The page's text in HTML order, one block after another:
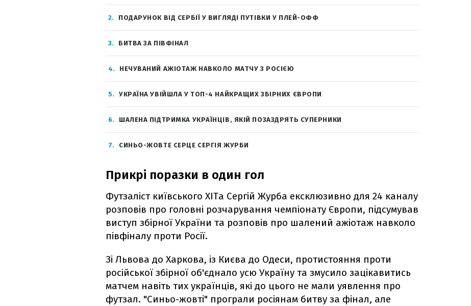
2 ПОДАРУНОК ВІД СЕРБІЇ У ВИГЛЯДІ ПУТІВКИ У ПЛЕЙ-ОФФ
3 БИТВА ЗА ПІВФІНАЛ
4 НЕЧУВАНИЙ АЖІОТАЖ НАВКОЛО МАТЧУ З РОСІЄЮ
5 УКРАЇНА УВІЙШЛА У ТОП-4 НАЙКРАЩИХ ЗБІРНИХ ЄВРОПИ
6 ШАЛЕНА ПІДТРИМКА УКРАЇНЦІВ, ЯКІЙ ПОЗАЗДРЯТЬ СУПЕРНИКИ
7 СИНЬО-ЖОВТЕ СЕРЦЕ СЕРГІЯ ЖУРБИ
Прикрі поразки в один гол
Футзаліст київського ХІТа Сергій Журба ексклюзивно для 24 каналу
розповів про головні розчарування чемпіонату Європи, підсумував
виступ збірної України та розповів про шалений ажіотаж навколо
півфіналу проти Росії.
Зі Львова до Харкова, із Києва до Одеси, протистояння проти
російської збірної об'єднало усю Україну та змусило зацікавитись
матчем навіть тих українців, які до цього не мали уявлення про
футзал. "Синьо-жовті" програли росіянам битву за фінал, але